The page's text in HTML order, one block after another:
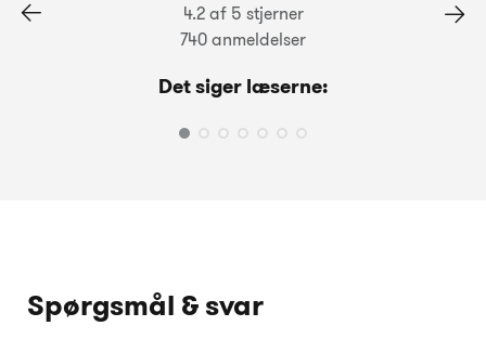
4.2 af 5 stjerner
740 anmeldelser
Det siger læserne:
Spørgsmål & svar